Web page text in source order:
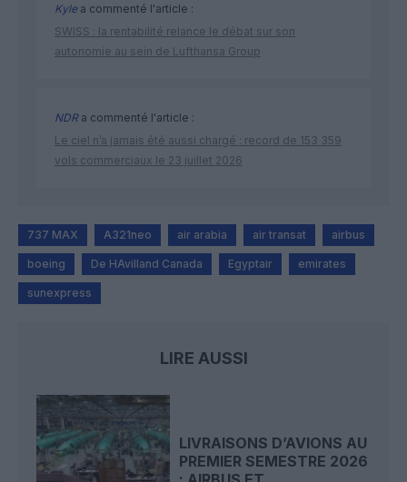
Kylea commenté l'article :
SWISS : la rentabilité relance le débat sur son
autonomie au sein de Lufthansa Group
NDRa commenté l'article :
Le ciel n’a jamais été aussi chargé : record de 153 359
vols commerciaux le 23 juillet 2026
737 MAX A321neo air arabia air transat airbus
boeing De HAvilland Canada Egyptair emirates
sunexpress
LIRE AUSSI
LIVRAISONS D’AVIONS AU
PREMIER SEMESTRE 2026